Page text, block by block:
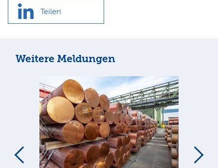
Teilen
Weitere Meldungen